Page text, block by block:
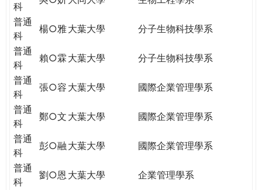
科
普通
科
楊○雅大葉大學
分子生物科技學系
普通
科
賴○霖 大葉大學
分子生物科技學系
普通
科
張○容 大葉大學
國際企業管理學系
普通
科
鄭○文 大葉大學
國際企業管理學系
普通
科
彭○融 大葉大學
國際企業管理學系
普通
科
劉○恩 大葉大學
企業管理學系